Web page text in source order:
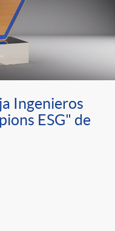
Ingenieros
ESG" de